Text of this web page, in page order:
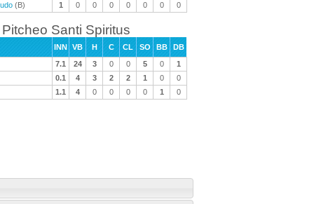
(B) 1 0 0 0 0 0 0 0
Pitcheo Santi Spiritus
INN VB H C CL SO BB
DB
7.1 24 3 0 0 5 0
1
0.1 4 3 2 2 1 0
0
1.1 4 0 0 0 0 1 0